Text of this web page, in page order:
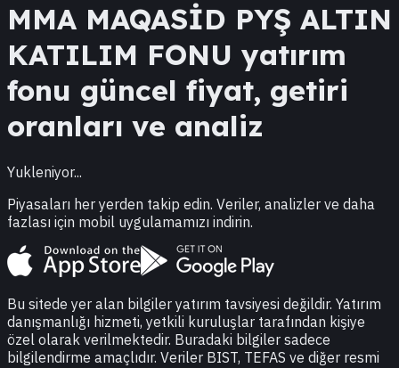
MMA MAQASİD PYŞ ALTIN
KATILIM FONU yatırım
fonu güncel fiyat, getiri
oranları ve analiz
Yukleniyor...
Piyasaları her yerden takip edin. Veriler, analizler ve daha
fazlası için mobil uygulamamızı indirin.
Bu sitede yer alan bilgiler yatırım tavsiyesi değildir. Yatırım
danışmanlığı hizmeti, yetkili kuruluşlar tarafından kişiye
özel olarak verilmektedir. Buradaki bilgiler sadece
bilgilendirme amaçlıdır. Veriler BIST, TEFAS ve diğer resmi